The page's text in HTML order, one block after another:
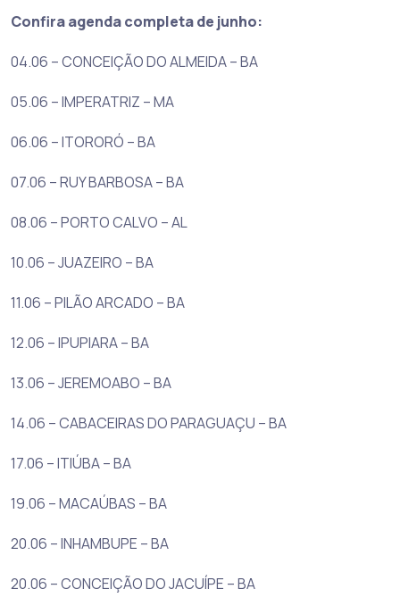
Confira agenda completa de junho:
04.06 – CONCEIÇÃO DO ALMEIDA – BA
05.06 – IMPERATRIZ – MA
06.06 – ITORORÓ – BA
07.06 – RUY BARBOSA – BA
08.06 – PORTO CALVO – AL
10.06 – JUAZEIRO – BA
11.06 – PILÃO ARCADO – BA
12.06 – IPUPIARA – BA
13.06 – JEREMOABO – BA
14.06 – CABACEIRAS DO PARAGUAÇU – BA
17.06 – ITIÚBA – BA
19.06 – MACAÚBAS – BA
20.06 – INHAMBUPE – BA
20.06 – CONCEIÇÃO DO JACUÍPE – BA